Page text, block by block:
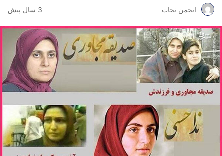
انجمن نجات 3 سال پیش